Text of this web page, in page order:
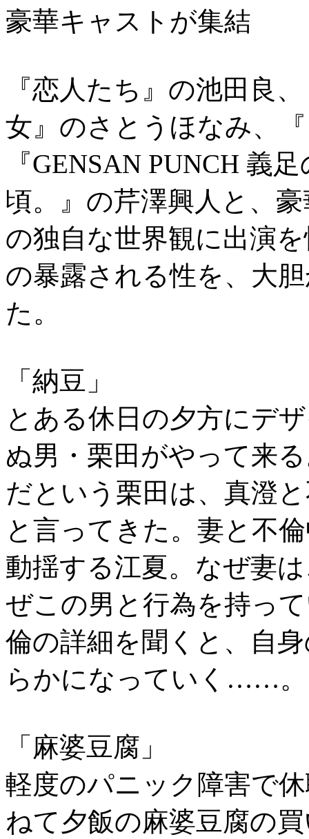
豪華キャストが集結
『恋人たち』の池田良
女』のさとうほなみ、
『GENSAN PUNCH 義
頃。』の芹澤興人と、
の独自な世界観に出演
の暴露される性を、大
た。
「納豆」
とある休日の夕方にデ
ぬ男・栗田がやって来
だという栗田は、真澄
と言ってきた。妻と不
動揺する江夏。なぜ妻
ぜこの男と行為を持っ
倫の詳細を聞くと、自
らかになっていく……。
「麻婆豆腐」
軽度のパニック障害で
ねて夕飯の麻婆豆腐の